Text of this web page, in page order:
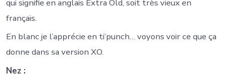
qui signifie en anglais Extra Old, soit très vieux en
français.
En blanc je l’apprécie en ti’punch… voyons voir ce que ça
donne dans sa version XO.
Nez :